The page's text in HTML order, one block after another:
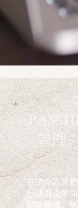
管理
在現今高度
已成為企業
關鍵橋樑。